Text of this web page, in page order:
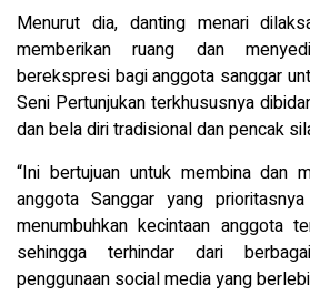
Menurut dia, danting menari
memberikan ruang dan
berekspresi bagi anggota sanggar
Seni Pertunjukan terkhususnya
dan bela diri tradisional dan pencak
“Ini bertujuan untuk membina dan
anggota Sanggar yang
menumbuhkan kecintaan anggota
sehingga terhindar dari
penggunaan social media yang